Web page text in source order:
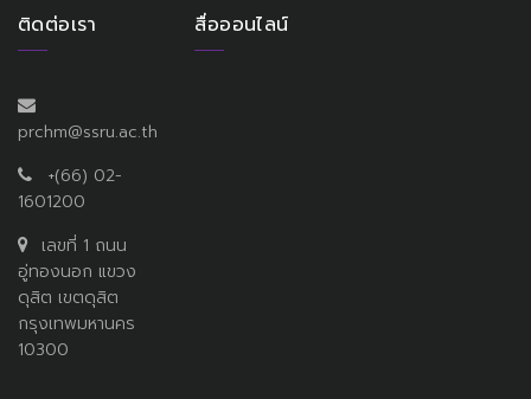
ติดต่อเรา
prchm@ssru.ac.th
+(66) 02-
1601200
เลขที่ 1 ถนน
อู่ทองนอก แขวง
ดุสิต เขตดุสิต
กรุงเทพมหานคร
10300
สื่อออนไลน์